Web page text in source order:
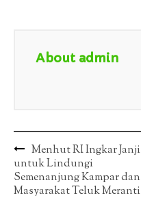
About admin
Post
navigation
Menhut RI Ingkar Janji
untuk Lindungi
Semenanjung Kampar dan
Masyarakat Teluk Meranti